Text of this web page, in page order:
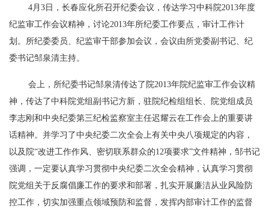
4月3日，长春应化所召开纪委会议，传达学习 中科院2013年度
纪监审工作会议精神，讨论2013年所纪委工作要点，审计工作计
划。所纪委委员、纪监审干部参加会议，会议由所党委副书记、纪
委书记邹泉清主持。
会上，所纪委书记邹泉清传达了院2013年院纪监审工作会议精
神，传达了中科院党组副书记方新，驻院纪检组组长、院党组成员
李志刚 和中央纪委第三纪检监察室主任迟耀云在工作会上的重要讲
话精神。并学习了中央纪委二次全会上有关中央八项规定的内容，
以及院“改进工作作风、密切联系群众的12项要求”文件精神，邹书记
强调，一定要认真学习贯彻中央纪委二次全会精神，认真学习贯彻
院党组关于反腐倡廉工作的要求和部署，扎实开展廉洁从业风险防
控工作，切实加强重点领域预防和监督，发挥内部审计工作的监督